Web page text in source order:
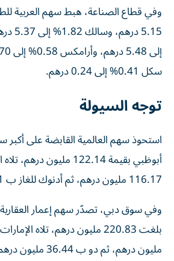
سكل 0.41% إلى 0.24 درهم.
توجه السيولة
استحوذ سهم العالمية القابضة على
أبوظبي بقيمة 122.14 مليون
116.17 مليون درهم، ثم أدنوك للغاز ب 94.01 مليون درهم.
وفي سوق دبي، تصدّر سهم إعمار
مليون درهم، ثم دو ب 36.44 مليون درهم.